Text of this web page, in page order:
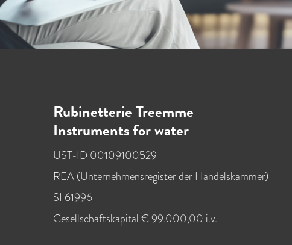
Rubinetterie Treemme
Instruments for water
UST-ID 00109100529
REA (Unternehmensregister der Handelskammer)
SI 61996
Gesellschaftskapital € 99.000,00 i.v.